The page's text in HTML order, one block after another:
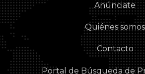
Anúnciate
Quiénes somos
Contacto
Portal de Búsqueda de